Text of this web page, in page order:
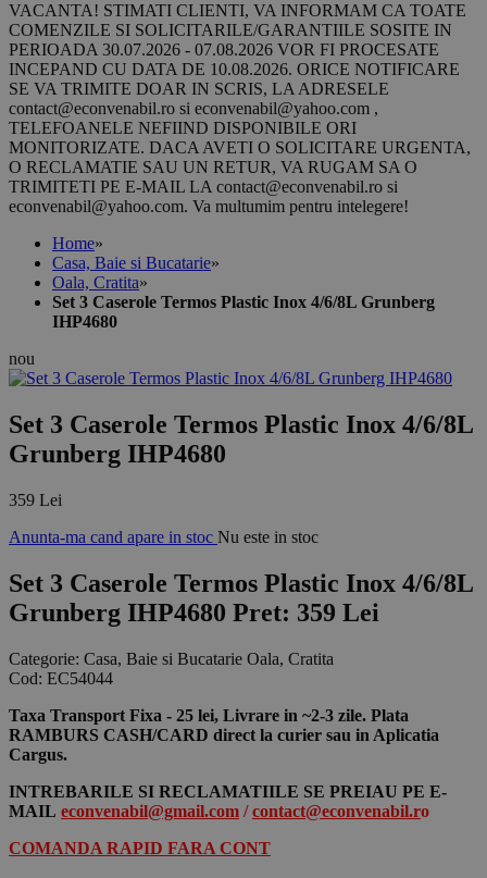
VACANTA! STIMATI CLIENTI, VA INFORMAM CA TOATE
COMENZILE SI SOLICITARILE/GARANTIILE SOSITE IN
PERIOADA 30.07.2026 - 07.08.2026 VOR FI PROCESATE
INCEPAND CU DATA DE 10.08.2026. ORICE NOTIFICARE
SE VA TRIMITE DOAR IN SCRIS, LA ADRESELE
contact@econvenabil.ro si econvenabil@yahoo.com ,
TELEFOANELE NEFIIND DISPONIBILE ORI
MONITORIZATE. DACA AVETI O SOLICITARE URGENTA,
O RECLAMATIE SAU UN RETUR, VA RUGAM SA O
TRIMITETI PE E-MAIL LA contact@econvenabil.ro si
econvenabil@yahoo.com. Va multumim pentru intelegere!
Home»
Casa, Baie si Bucatarie»
Oala, Cratita»
Set 3 Caserole Termos Plastic Inox 4/6/8L Grunberg
IHP4680
nou
Set 3 Caserole Termos Plastic Inox 4/6/8L
Grunberg IHP4680
359 Lei
Anunta-ma cand apare in stoc Nu este in stoc
Set 3 Caserole Termos Plastic Inox 4/6/8L
Grunberg IHP4680 Pret: 359 Lei
Categorie: Casa, Baie si Bucatarie Oala, Cratita
Cod: EC54044
Taxa Transport Fixa - 25 lei, Livrare in ~2-3 zile. Plata
RAMBURS CASH/CARD direct la curier sau in Aplicatia
Cargus.
INTREBARILE SI RECLAMATIILE SE PREIAU PE E-
MAIL econvenabil@gmail.com /contact@econvenabil.ro
COMANDA RAPID FARA CONT